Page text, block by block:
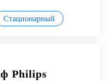
Стационарный
Philips